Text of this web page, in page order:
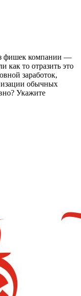
фишек компании —
как то отразить это
заработок,
обычных
Укажите